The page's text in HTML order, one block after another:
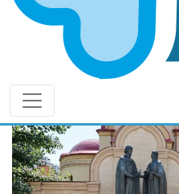
Еще новости по теме